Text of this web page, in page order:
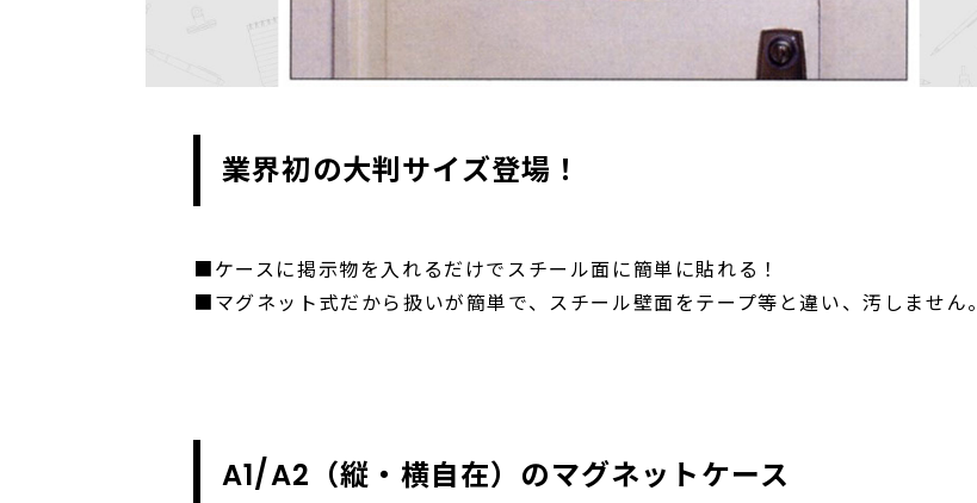
業界初の大判サイズ登場！
■ケースに掲示物を入れるだけでスチール面に簡単に貼れる！
■マグネット式だから扱いが簡単で、スチール壁面をテープ等と違い、汚しません。
A1/A2（縦・横自在）のマグネットケース